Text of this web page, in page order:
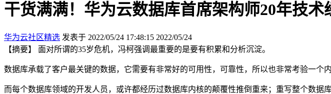
干货满满！华为云数据库首席架构师20年技
华为云社区精选 发表于 2022/05/24 17:48:15 2022/05/24
【摘要】 面对所谓的35岁危机，冯柯强调最重要的是要有积累和分析沉淀。
数据库承载了客户最关键的数据，它需要有非常好的可用性，可靠性，所以也非常考验一个
而每个数据库领域的开发人员，或许都经历过数据库内核的颠覆性推倒重来；重写整个数